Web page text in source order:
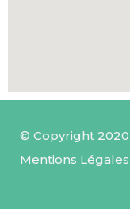
© Copyright
Mentions Légales